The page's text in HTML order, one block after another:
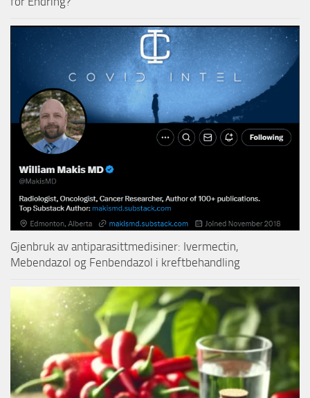
Gjenbruk av antiparasittmedisiner: Ivermectin,
Mebendazol og Fenbendazol i kreftbehandling